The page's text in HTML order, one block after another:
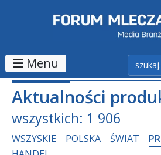
Menu
Aktualności
wszystkich: 1 906
WSZYSKIE POLSKA ŚWIAT